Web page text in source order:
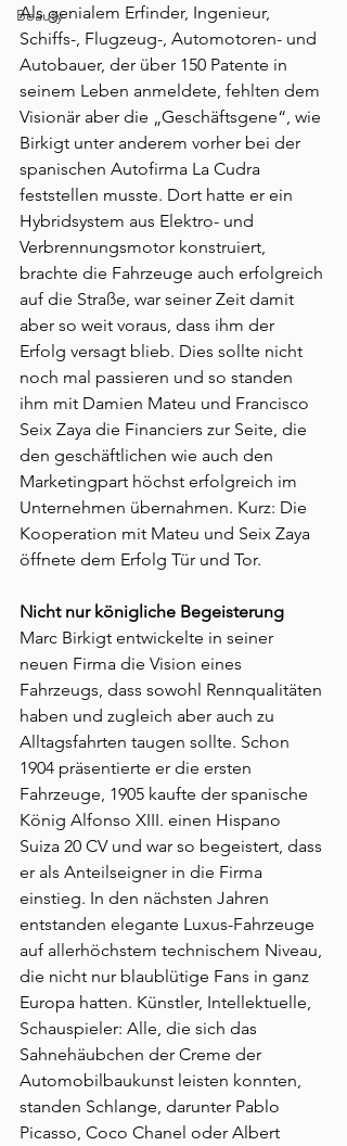
Beauty
Als genialem Erfinder, Ingenieur,
Schiffs-, Flugzeug-, Automotoren- und
Autobauer, der über 150 Patente in
seinem Leben anmeldete, fehlten dem
Visionär aber die „Geschäftsgene“, wie
Birkigt unter anderem vorher bei der
spanischen Autofirma La Cudra
feststellen musste. Dort hatte er ein
Hybridsystem aus Elektro- und
Verbrennungsmotor konstruiert,
brachte die Fahrzeuge auch erfolgreich
auf die Straße, war seiner Zeit damit
aber so weit voraus, dass ihm der
Erfolg versagt blieb. Dies sollte nicht
noch mal passieren und so standen
ihm mit Damien Mateu und Francisco
Seix Zaya die Financiers zur Seite, die
den geschäftlichen wie auch den
Marketingpart höchst erfolgreich im
Unternehmen übernahmen. Kurz: Die
Kooperation mit Mateu und Seix Zaya
öffnete dem Erfolg Tür und Tor.
Nicht nur königliche Begeisterung
Marc Birkigt entwickelte in seiner
neuen Firma die Vision eines
Fahrzeugs, dass sowohl Rennqualitäten
haben und zugleich aber auch zu
Alltagsfahrten taugen sollte. Schon
1904 präsentierte er die ersten
Fahrzeuge, 1905 kaufte der spanische
König Alfonso XIII. einen Hispano
Suiza 20 CV und war so begeistert, dass
er als Anteilseigner in die Firma
einstieg. In den nächsten Jahren
entstanden elegante Luxus-Fahrzeuge
auf allerhöchstem technischem Niveau,
die nicht nur blaublütige Fans in ganz
Europa hatten. Künstler, Intellektuelle,
Schauspieler: Alle, die sich das
Sahnehäubchen der Creme der
Automobilbaukunst leisten konnten,
standen Schlange, darunter Pablo
Picasso, Coco Chanel oder Albert